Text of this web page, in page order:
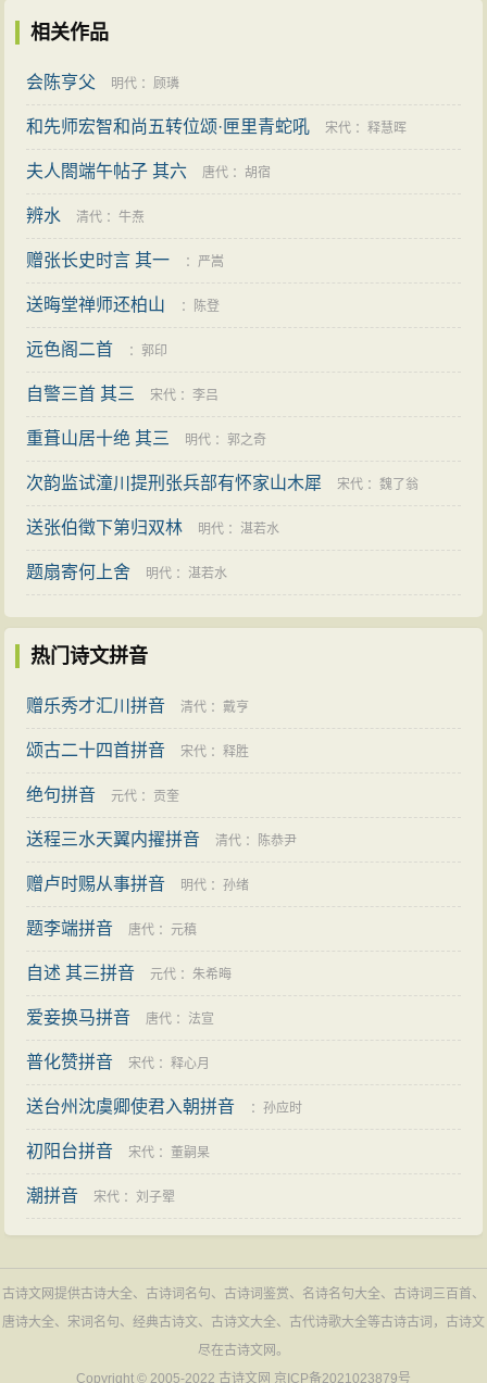
相关作品
会陈亨父 明代 ：顾璘
和先师宏智和尚五转位颂·匣里青蛇吼 宋代 ：释慧晖
夫人閤端午帖子 其六 唐代 ：胡宿
辨水 清代 ：牛焘
赠张长史时言 其一 ： 严嵩
送晦堂禅师还柏山 ： 陈登
远色阁二首 ：郭印
自警三首 其三 宋代 ：李吕
重葺山居十绝 其三 明代 ：郭之奇
次韵监试潼川提刑张兵部有怀家山木犀 宋代 ：魏了翁
送张伯徵下第归双林 明代 ： 湛若水
题扇寄何上舍 明代 ： 湛若水
热门诗文拼音
赠乐秀才汇川拼音 清代 ：戴亨
颂古二十四首拼音 宋代 ：释胜
绝句拼音 元代 ： 贡奎
送程三水天翼内擢拼音 清代 ： 陈恭尹
赠卢时赐从事拼音 明代 ：孙绪
题李端拼音 唐代 ： 元稹
自述 其三拼音 元代 ：朱希晦
爱妾换马拼音 唐代 ： 法宣
普化赞拼音 宋代 ：释心月
送台州沈虞卿使君入朝拼音 ：孙应时
初阳台拼音 宋代 ： 董嗣杲
潮拼音 宋代 ：刘子翚
古诗文网提供古诗大全、古诗词名句、古诗词鉴赏、名诗名句大全、古诗词三百首、
唐诗大全、宋词名句、经典古诗文、古诗文大全、古代诗歌大全等古诗古词，古诗文
尽在古诗文网。
Copyright © 2005-2022 古诗文网 京ICP备2021023879号